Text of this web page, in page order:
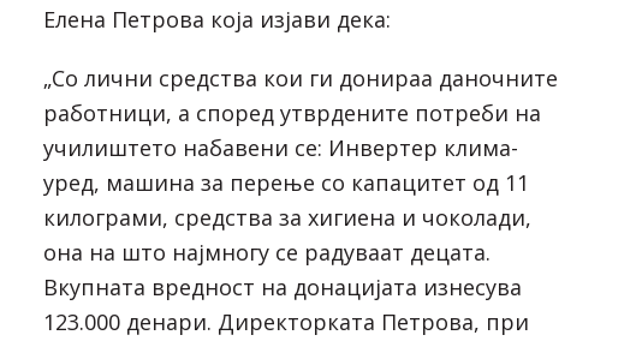
Елена Петрова која изјави дека:
„Со лични средства кои ги донираа даночните
работници, а според утврдените потреби на
училиштето набавени се: Инвертер клима-
уред, машина за перење со капацитет од 11
килограми, средства за хигиена и чоколади,
она на што најмногу се радуваат децата.
Вкупната вредност на донацијата изнесува
123.000 денари. Директорката Петрова, при